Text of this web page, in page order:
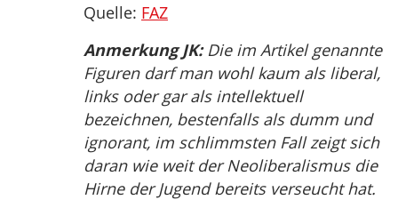
Quelle: FAZ
Anmerkung JK:Die im Artikel genannte
Figuren darf man wohl kaum als liberal,
links oder gar als intellektuell
bezeichnen, bestenfalls als dumm und
ignorant, im schlimmsten Fall zeigt sich
daran wie weit der Neoliberalismus die
Hirne der Jugend bereits verseucht hat.